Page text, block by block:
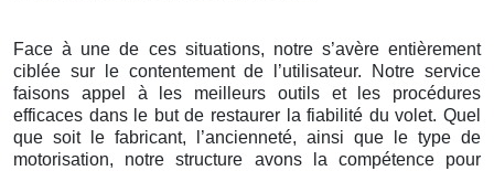
Face à une de ces situations, notre s’avère entièrement
ciblée sur le contentement de l’utilisateur. Notre service
faisons appel à les meilleurs outils et les procédures
efficaces dans le but de restaurer la fiabilité du volet. Quel
que soit le fabricant, l’ancienneté, ainsi que le type de
motorisation, notre structure avons la compétence pour